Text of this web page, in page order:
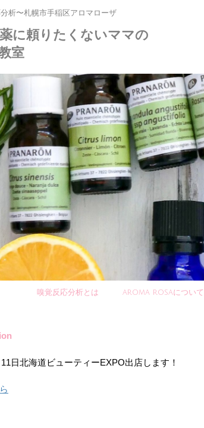
析〜札幌市手稲区アロマローザ
に頼りたくないママの
室
嗅覚反応分析とは aroma rosaについて
日北海道ビューティーEXPO出店します！